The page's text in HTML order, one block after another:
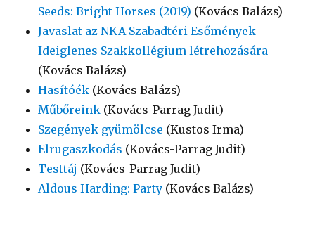
Seeds: Bright Horses (2019) (Kovács Balázs)
Javaslat az NKA Szabadtéri Esőmények
Ideiglenes Szakkollégium létrehozására
(Kovács Balázs)
Hasítóék (Kovács Balázs)
Műbőreink (Kovács-Parrag Judit)
Szegények gyümölcse (Kustos Irma)
Elrugaszkodás (Kovács-Parrag Judit)
Testtáj (Kovács-Parrag Judit)
Aldous Harding: Party (Kovács Balázs)